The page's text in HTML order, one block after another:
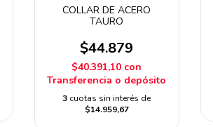
COLLAR DE ACERO
TAURO
$44.879
$40.391,10 con
Transferencia o depósito
3 cuotas sin interés de
$14.959,67